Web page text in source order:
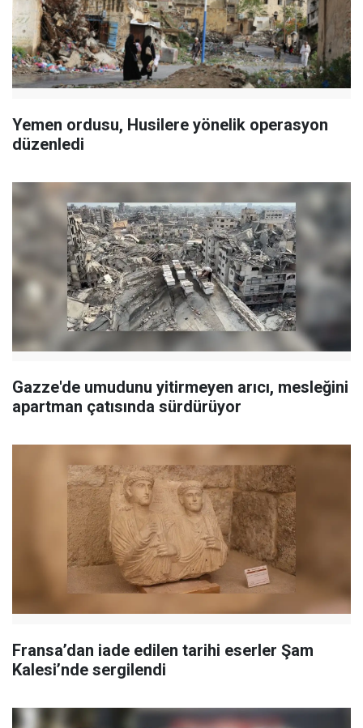
Yemen ordusu, Husilere yönelik operasyon
düzenledi
Gazze'de umudunu yitirmeyen arıcı, mesleğini
apartman çatısında sürdürüyor
Fransa’dan iade edilen tarihi eserler Şam
Kalesi’nde sergilendi